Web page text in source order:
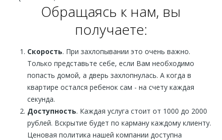
Обращаясь к нам, вы
получаете:
Скорость. При захлопывании это очень важно.
Только представьте себе, если Вам необходимо
попасть домой, а дверь захлопнулась. А когда в
квартире остался ребенок сам - на счету каждая
секунда.
Доступность. Каждая услуга стоит от 1000 до 2000
рублей. Вскрытие будет по карману каждому клиенту.
Ценовая политика нашей компании доступна